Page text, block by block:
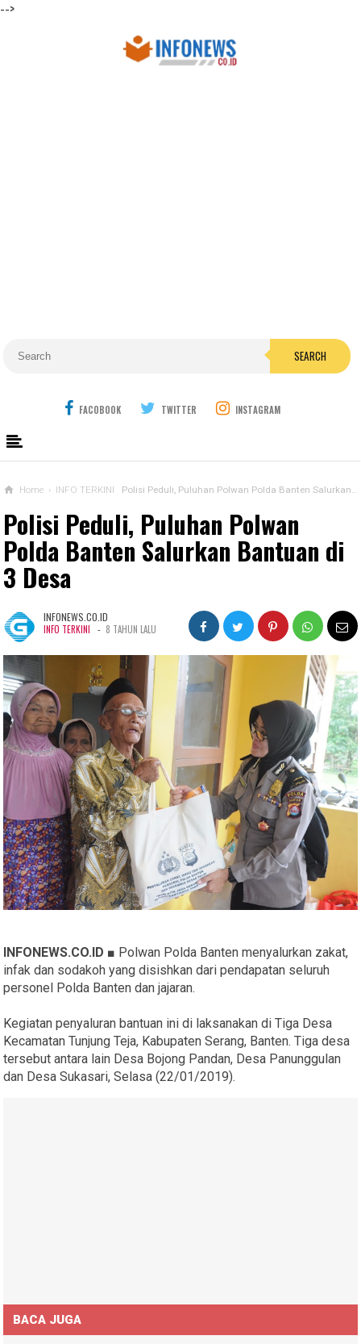
-->
SEARCH
FACOBOOK TWITTER INSTAGRAM
Home › INFO TERKINI Polisi Peduli, Puluhan Polwan Polda Banten Salurkan Bantuan di 3 Desa
Polisi Peduli, Puluhan Polwan
Polda Banten Salurkan Bantuan di
3 Desa
INFONEWS.CO.ID
INFO TERKINI - 8 TAHUN LALU
INFONEWS.CO.ID ■ Polwan Polda Banten menyalurkan zakat,
infak dan sodakoh yang disishkan dari pendapatan seluruh
personel Polda Banten dan jajaran.
Kegiatan penyaluran bantuan ini di laksanakan di Tiga Desa
Kecamatan Tunjung Teja, Kabupaten Serang, Banten. Tiga desa
tersebut antara lain Desa Bojong Pandan, Desa Panunggulan
dan Desa Sukasari, Selasa (22/01/2019).
BACA JUGA